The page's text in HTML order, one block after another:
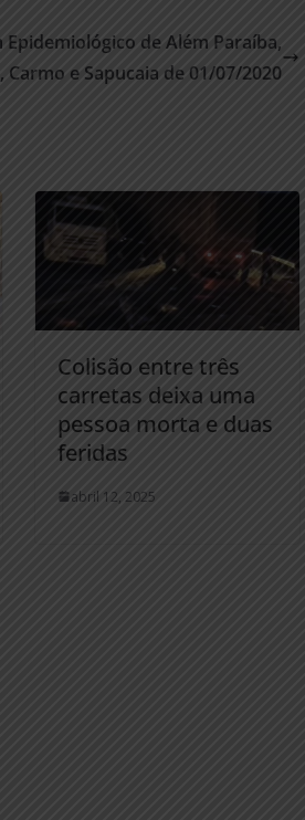
Epidemiológico de Além Paraíba,
e Sapucaia de 01/07/2020
Colisão entre três
carretas deixa uma
pessoa morta e duas
feridas
abril 12, 2025